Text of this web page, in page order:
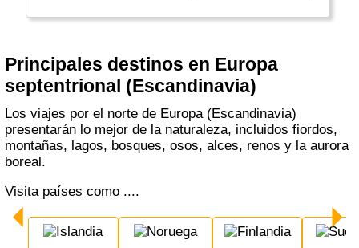
Principales destinos en Europa
septentrional (Escandinavia)
Los viajes por el norte de Europa (Escandinavia)
presentarán lo mejor de la naturaleza, incluidos fiordos,
montañas, lagos, bosques, osos, alces, renos y la aurora
boreal.
Visita países como ....